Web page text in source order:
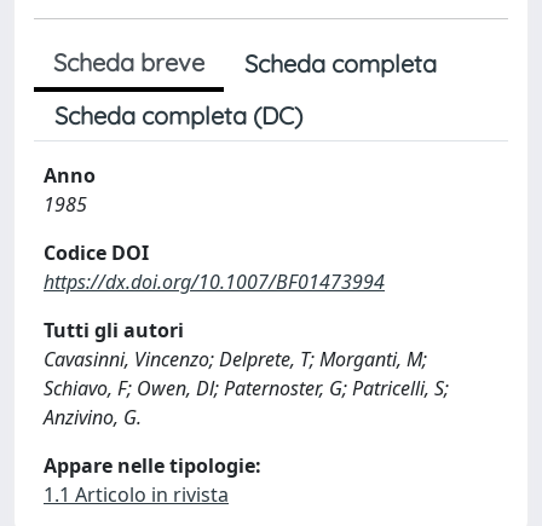
Scheda breve
Scheda completa
Scheda completa (DC)
Anno
1985
Codice DOI
https://dx.doi.org/10.1007/BF01473994
Tutti gli autori
Cavasinni, Vincenzo; Delprete, T; Morganti, M;
Schiavo, F; Owen, Dl; Paternoster, G; Patricelli, S;
Anzivino, G.
Appare nelle tipologie:
1.1 Articolo in rivista